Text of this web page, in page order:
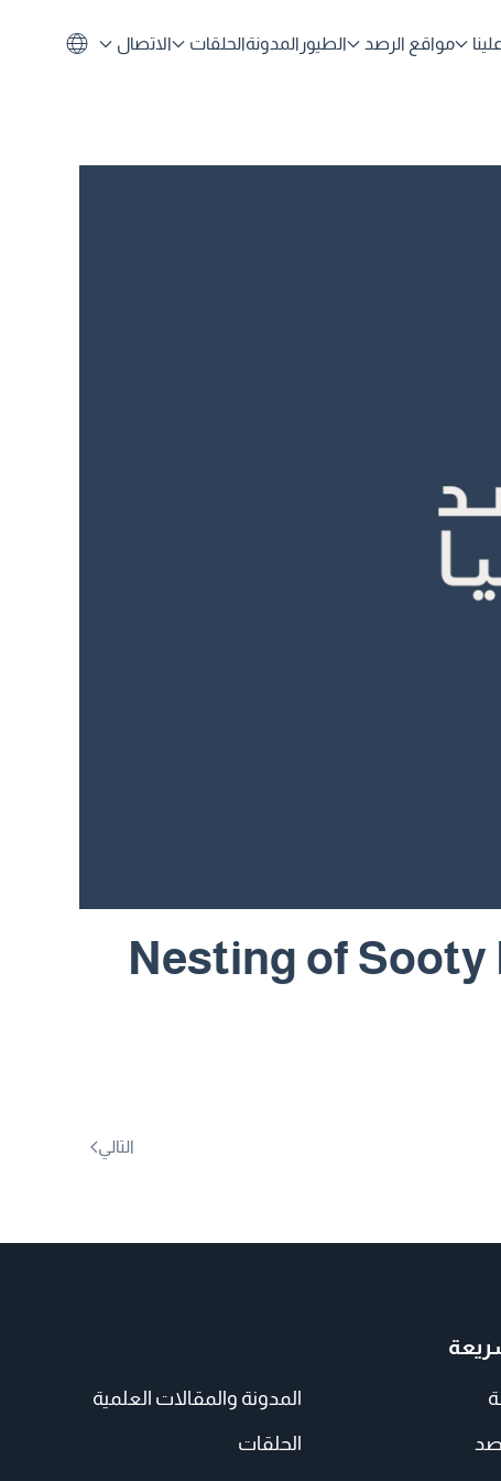
مواقع الرصد الطيور المدونةالحلقات الاتصال
.Nesting of
التالي
المدونة والمقالات العلمية
الحلقات